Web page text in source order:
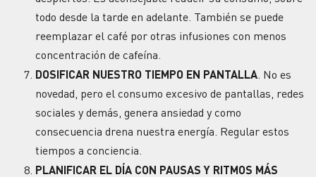
todo desde la tarde en adelante. También se puede
reemplazar el café por otras infusiones con menos
concentración de cafeína.
DOSIFICAR NUESTRO TIEMPO EN PANTALLA . No es
novedad, pero el consumo excesivo de pantallas, redes
sociales y demás, genera ansiedad y como
consecuencia drena nuestra energía . Regular estos
tiempos a conciencia.
PLANIFICAR EL DÍA CON PAUSAS Y RITMOS MÁS